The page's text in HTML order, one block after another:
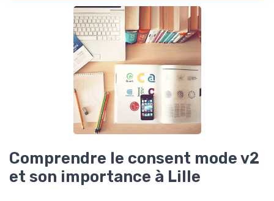
Comprendre le consent mode v2
et son importance à Lille